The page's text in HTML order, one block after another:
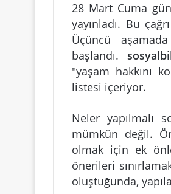
28 Mart Cuma
yayınladı. Bu
Üçüncü
başlandı.
"yaşam hakkını
listesi içeriyor.
Neler yapılmalı
mümkün değil.
olmak için ek
önerileri
oluştuğunda,